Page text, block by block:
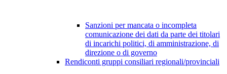
Sanzioni per mancata o incompleta
comunicazione dei dati da parte dei titolari
di incarichi politici, di amministrazione, di
direzione o di governo
Rendiconti gruppi consiliari regionali/provinciali